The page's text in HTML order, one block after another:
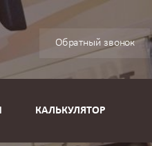
Обратный звонок
КАЛЬКУЛЯТОР